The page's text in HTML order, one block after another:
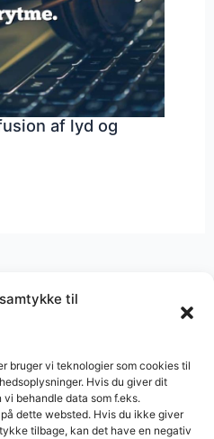
til
bruger vi teknologier som cookies til
Hvis du giver dit
behandle data som f.eks.
dette websted. Hvis du ikke giver
tilbage, kan det have en negativ
af lyd og
BasimWorld
Webbureau.dk
WordPress